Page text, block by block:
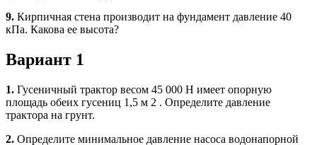
9. Кирпичная стена производит на фундамент давление 40
кПа. Какова ее высота?
Вариант 1
1. Гусеничный трактор весом 45 000 Н имеет опорную
площадь обеих гусениц 1,5 м 2 . Определите давление
трактора на грунт.
2. Определите минимальное давление насоса водонапорной